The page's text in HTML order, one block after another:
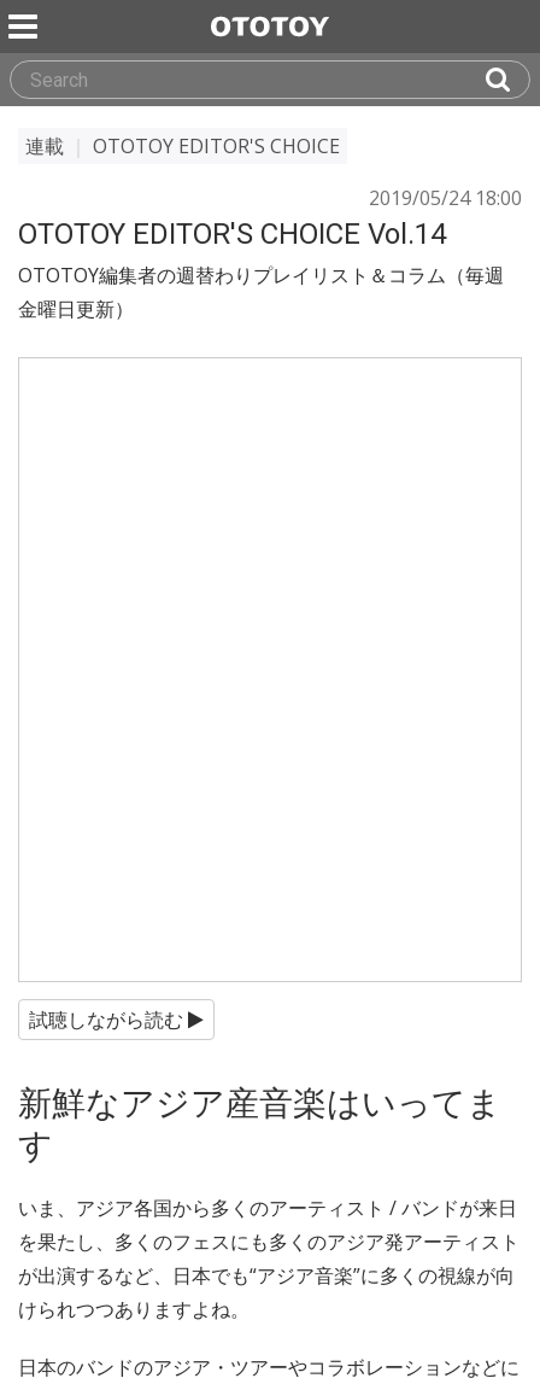
連載
OTOTOY EDITOR'S CHOICE
2019/05/24 18:00
OTOTOY EDITOR'S CHOICE Vol.14
OTOTOY編集者の週替わりプレイリスト＆コラム（毎週
金曜日更新）
試聴しながら読む
新鮮なアジア産音楽はいってま
す
いま、アジア各国から多くのアーティスト / バンドが来日
を果たし、多くのフェスにも多くのアジア発アーティスト
が出演するなど、日本でも“アジア音楽”に多くの視線が向
けられつつありますよね。
日本のバンドのアジア・ツアーやコラボレーションなどに